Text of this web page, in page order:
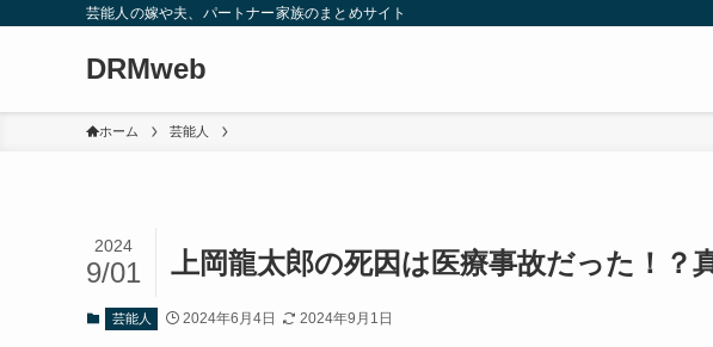
芸能人の嫁や夫、パートナー家族のまとめサイト
DRMweb
ホーム 芸能人
上岡龍太郎の死因は医療事故だった！？
2024
9/01
芸能人 2024年6月4日 2024年9月1日